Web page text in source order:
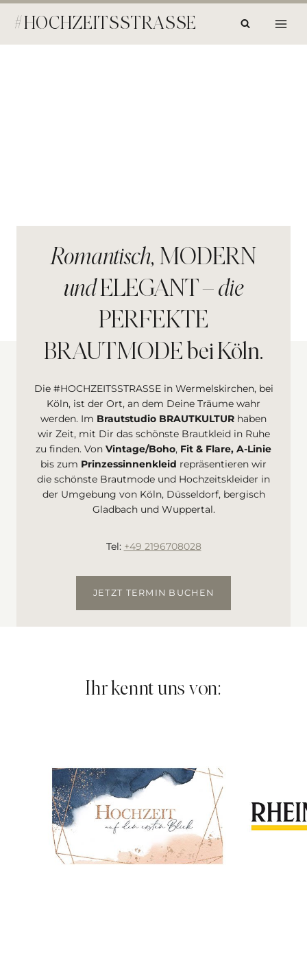
Zum
Inhalt#HOCHZEITSSTRASSE
Romantisch, MODERN
undELEGANT –die
PERFEKTE
BRAUTMODE bei Köln.
Die #HOCHZEITSSTRASSE in Wermelskirchen, bei
Köln, ist der Ort, an dem Deine Träume wahr
werden. Im Brautstudio BRAUTKULTUR haben
wir Zeit, mit Dir das schönste Brautkleid in Ruhe
zu finden. Von Vintage/Boho, Fit & Flare, A-Linie
bis zum Prinzessinnenkleid repräsentieren wir
die schönste Brautmode und Hochzeitskleider in
der Umgebung von Köln, Düsseldorf, bergisch
Gladbach und Wuppertal.
Tel: +49 2196708028
JETZT TERMIN BUCHEN
Ihr kennt uns von: